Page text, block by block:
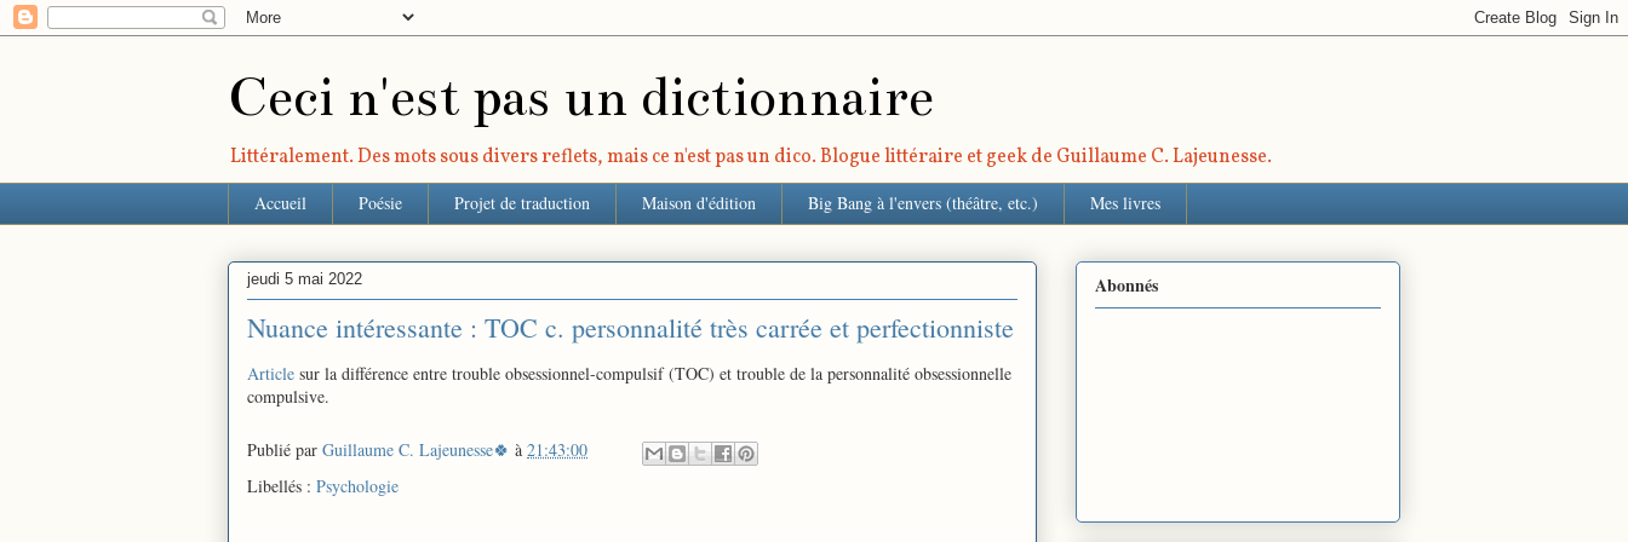
Ceci n'est pas un dictionnaire
Littéralement. Des mots sous divers reflets, mais ce n'est pas un dico. Blogue littéraire et geek de Guillaume C. Lajeunesse.
Accueil Poésie Projet de traduction Maison d'édition Big Bang à l'envers (théâtre, etc.) Mes livres
jeudi 5 mai 2022
Nuance intéressante : TOC c. personnalité très carrée et perfectionniste
Article sur la différence entre trouble obsessionnel-compulsif (TOC) et trouble de la personnalité obsessionnelle
compulsive.
Publié par Guillaume C. Lajeunesse🍀 à 21:43:00
Libellés : Psychologie
Abonnés